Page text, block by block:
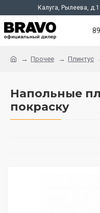
Калуга, Рылеева,
Прочее Плинтус
Напольные
покраску